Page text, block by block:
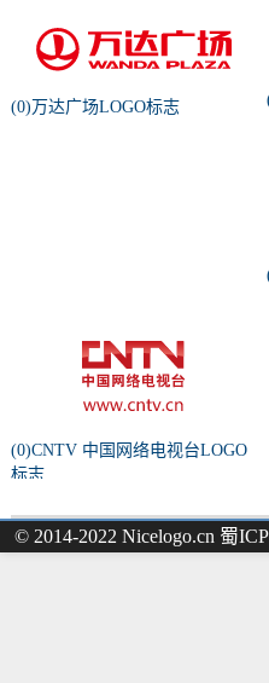
(0)万达广场LOGO标志
(0)CNTV 中国网络电视台LOGO
标志
© 2014-2022 Nicelogo.cn 蜀